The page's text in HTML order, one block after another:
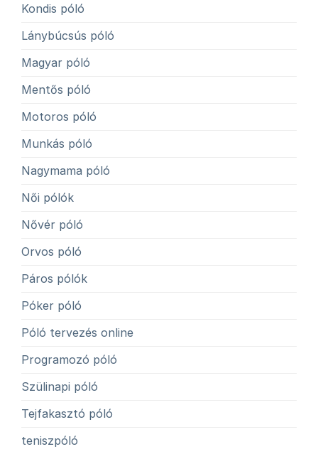
Kondis póló
Lánybúcsús póló
Magyar póló
Mentős póló
Motoros póló
Munkás póló
Nagymama póló
Női pólók
Nővér póló
Orvos póló
Páros pólók
Póker póló
Póló tervezés online
Programozó póló
Szülinapi póló
Tejfakasztó póló
teniszpóló